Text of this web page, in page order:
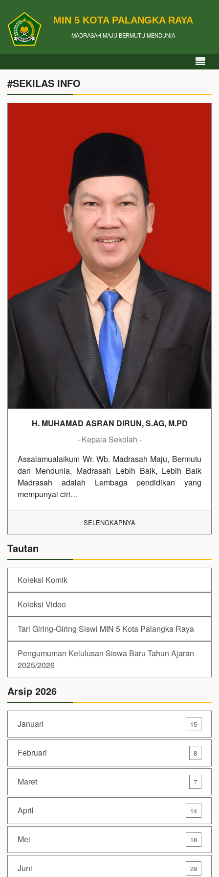
MIN 5 KOTA PALANGKA RAYA
MADRASAH MAJU BERMUTU MENDUNIA
#SEKILAS INFO
H. MUHAMAD ASRAN DIRUN, S.AG, M.PD
- Kepala Sekolah -
Assalamualaikum Wr. Wb. Madrasah Maju, Bermutu
dan Mendunia, Madrasah Lebih Baik, Lebih Baik
Madrasah adalah Lembaga pendidikan yang
mempunyai ciri…
SELENGKAPNYA
Tautan
Koleksi Komik
Koleksi Video
Tari Giring-Giring Siswi MIN 5 Kota Palangka Raya
Pengumuman Kelulusan Siswa Baru Tahun Ajaran
2025/2026
Arsip 2026
Januari 15
Februari 8
Maret 7
April 14
Mei 18
Juni 29